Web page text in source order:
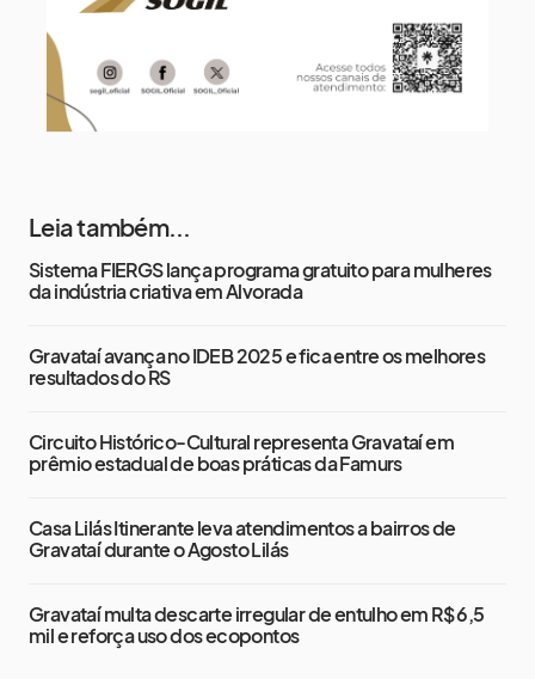
Leia também...
Sistema FIERGS lança programa gratuito para mulheres
da indústria criativa em Alvorada
Gravataí avança no IDEB 2025 e fica entre os melhores
resultados do RS
Circuito Histórico-Cultural representa Gravataí em
prêmio estadual de boas práticas da Famurs
Casa Lilás Itinerante leva atendimentos a bairros de
Gravataí durante o Agosto Lilás
Gravataí multa descarte irregular de entulho em R$ 6,5
mil e reforça uso dos ecopontos